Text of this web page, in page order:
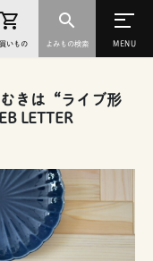
むきは“ライブ形
LETTER
いもの よみもの検索